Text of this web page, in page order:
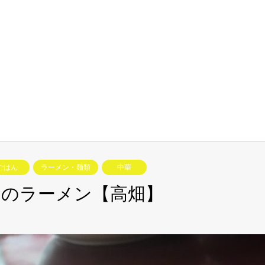
はん ラーメン・麺類 中華
ラーメン【高畑】